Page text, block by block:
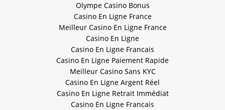
Olympe Casino Bonus
Casino En Ligne France
Meilleur Casino En Ligne France
Casino En Ligne
Casino En Ligne Francais
Casino En Ligne Paiement Rapide
Meilleur Casino Sans KYC
Casino En Ligne Argent Réel
Casino En Ligne Retrait Immédiat
Casino En Ligne Francais